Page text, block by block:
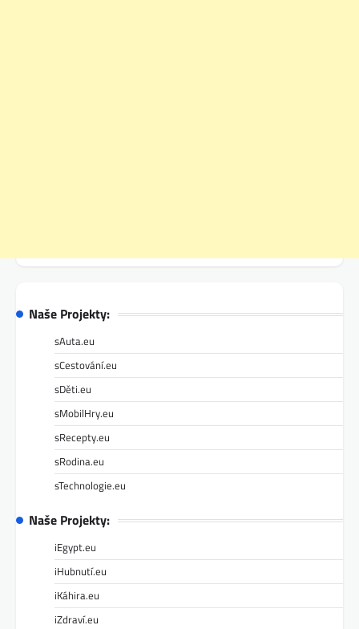
Naše Projekty:
sAuta.eu
sCestování.eu
sDěti.eu
sMobilHry.eu
sRecepty.eu
sRodina.eu
sTechnologie.eu
Naše Projekty:
iEgypt.eu
iHubnutí.eu
iKáhira.eu
iZdraví.eu